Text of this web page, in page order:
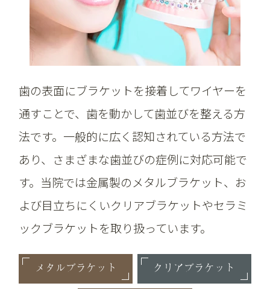
歯の表面にブラケットを接着してワイヤーを
通すことで、歯を動かして歯並びを整える方
法です。一般的に広く認知されている方法で
あり、さまざまな歯並びの症例に対応可能で
す。当院では金属製のメタルブラケット、お
よび目立ちにくいクリアブラケットやセラミ
ックブラケットを取り扱っています。
メタルブラケット クリアブラケット